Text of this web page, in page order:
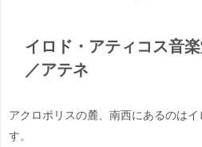
イロド・アティコス音
／アテネ
アクロポリスの麓、南西にあるのは
す。